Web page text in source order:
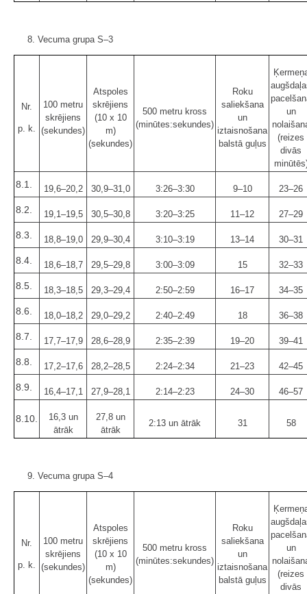
8. Vecuma grupa S–3
Nr.
p. k.
100 metru
skrējiens
(sekundes)
Atspoles
skrējiens
(10 x 10
m)
(sekundes)
500 metru kross
(minūtes:sekundes)
Roku
saliekšana
un
iztaisnošana
balstā guļus
un
(reizes
divās
8.1. 19,6–20,2 30,9–31,0 3:26–3:30 9–10 23–26
8.2. 19,1–19,5 30,5–30,8 3:20–3:25 11–12 27–29
8.3. 18,8–19,0 29,9–30,4 3:10–3:19 13–14 30–31
8.4. 18,6–18,7 29,5–29,8 3:00–3:09 15 32–33
8.5. 18,3–18,5 29,3–29,4 2:50–2:59 16–17 34–35
8.6. 18,0–18,2 29,0–29,2 2:40–2:49 18 36–38
8.7. 17,7–17,9 28,6–28,9 2:35–2:39 19–20 39–41
8.8. 17,2–17,6 28,2–28,5 2:24–2:34 21–23 42–45
8.9. 16,4–17,1 27,9–28,1 2:14–2:23 24–30 46–57
8.10.
16,3 un
ātrāk
27,8 un
ātrāk
2:13 un ātrāk 31 58
9. Vecuma grupa S–4
Nr.
p. k.
100 metru
skrējiens
(sekundes)
Atspoles
skrējiens
(10 x 10
m)
(sekundes)
500 metru kross
(minūtes:sekundes)
Roku
saliekšana
un
iztaisnošana
balstā guļus
un
(reizes
divās